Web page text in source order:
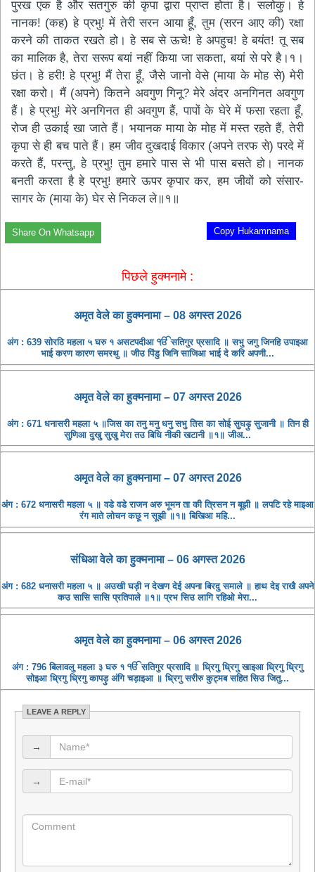
पुरख एक है और सतगुरु की कृपा द्वारा प्राप्त होता है। सलोकु। हे
नानक! (कह) हे प्रभु! में तेरी सरन आया हूँ, तुम (सरन आए की) रक्षा
करने की ताकत रखते हो। हे सब से ऊचे! हे अपहुच! हे बयंत! तू सब
का मालिक है, तेरा सरूप बयां नहीं किया जा सकता, बयां से परे है।१।
छंत। हे हरी! हे प्रभु! मैं तेरा हूँ, जैसे जानो वेसे (माया के मोह से) मेरी
रक्षा करो। मैं (अपने) कितने अवगुण गिनू? मेरे अंदर अनगिनत अवगुण
हैं। हे प्रभु! मेरे अनगिनत ही अवगुण हैं, पापों के घेरे में फसा रहता हूँ,
रोज ही उकाई खा जाते हैं। भयानक माया के मोह में मस्त रहते हैं, तेरी
कृपा से ही बच पाते हैं। हम जीव दुखदाई विकार (अपने तरफ से) परदे में
करते हैं, परन्तु, हे प्रभु! तुम हमारे पास से भी पास बसते हो। नानक
बनती करता है हे प्रभु! हमारे ऊपर कृपार कर, हम जीवों को संसार-
सागर के (माया के) घेर से निकल ले॥१॥
Copy Hukamnama
Share On Whatsapp
पिछले हुक्मनामे :
अमृत ​​वेले का हुक्मनामा – 08 अगस्त 2026
अंग : 639 सोरठि महला ५ घरु १ असटपदीआ ੴ सतिगुर प्रसादि ॥ सभु जगु जिनहि उपाइआ
भाई करण कारण समरथु ॥ जीउ पिंडु जिनि साजिआ भाई दे करि अपणी...
अमृत ​​वेले का हुक्मनामा – 07 अगस्त 2026
अंग : 671 धनासरी महला ५ ॥जिस का तनु मनु धनु सभु तिस का सोई सुघड़ु सुजानी ॥ तिन ही
सुणिआ दुखु सुखु मेरा तउ बिधि नीकी खटानी ॥१॥ जीअ...
अमृत ​​वेले का हुक्मनामा – 07 अगस्त 2026
अंग : 672 धनासरी महला ५ ॥ वडे वडे राजन अरु भूमन ता की त्रिसन न बूझी ॥ लपटि रहे माइआ
रंग माते लोचन कछू न सूझी ॥१॥ बिखिआ महि...
संधिआ ​​वेले का हुक्मनामा – 06 अगस्त 2026
अंग : 682 धनासरी महला ५ ॥ अउखी घड़ी न देखण देई अपना बिरदु समाले ॥ हाथ देइ राखै अपने
कउ सासि सासि प्रतिपाले ॥१॥ प्रभ सिउ लागि रहिओ मेरा...
अमृत ​​वेले का हुक्मनामा – 06 अगस्त 2026
अंग : 796 बिलावलु महला ३ घरु १ ੴ सतिगुर प्रसादि ॥ ध्रिगु ध्रिगु खाइआ ध्रिगु ध्रिगु
सोइआ ध्रिगु ध्रिगु कापड़ु अंगि चड़ाइआ ॥ ध्रिगु सरीरु कुट्मब सहित सिउ जितु...
LEAVE A REPLY
→
→